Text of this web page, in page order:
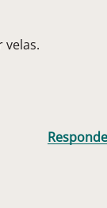
velas.